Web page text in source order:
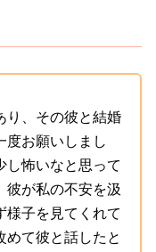
り、その彼と結婚
度お願いしまし
し怖いなと思って
彼が私の不安を汲
様子を見てくれて
めて彼と話したと